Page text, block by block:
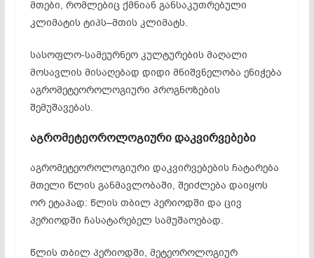
მთები, რომლებიც ქმნიან განსაკუთრებული
კლიმატის ტიპს–მთის კლიმატს.
სასოფლო-სამეურნეო კულტურების მაღალი
მოსავლის მისაღებად დიდი მნიშვნელობა ენიჭება
აგრომეტეოროლოგიური პროგნოზების
შემუშავებას.
აგრომეტეოროლოგიურიდაკვირვებები
აგრომეტეოროლოგიური დაკვირვებების ჩატარება
მთელი წლის განმავლობაში, შეიძლება დაიყოს
ორ ეტაპად: წლის თბილ პერიოდში და ცივ
პერიოდში ჩასატარებელ სამუშაოებად.
წლის თბილ პერიოდში, მეტეოროლოგიურ